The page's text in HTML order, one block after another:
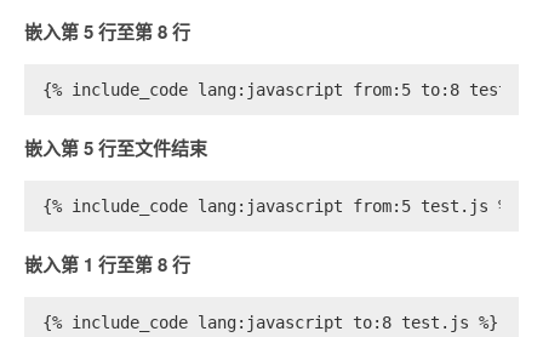
嵌入第 5 行至第 8 行
{% include_code lang:javascript from:5 to:8 test.js
嵌入第 5 行至文件结束
{% include_code lang:javascript from:5 test.js %}
嵌入第 1 行至第 8 行
{% include_code lang:javascript to:8 test.js %}